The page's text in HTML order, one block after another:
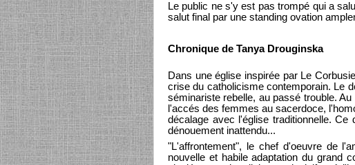
Le public ne s'y est pas trompé qui a
salut final par une standing ovation
Chronique de Tanya Drouginska
Dans une église inspirée par Le
crise du catholicisme contemporain. Le
séminariste rebelle, au passé trouble.
l'accés des femmes au sacerdoce,
décalage avec l'église traditionnelle.
dénouement inattendu...
"L'affrontement", le chef d'oeuvre de
nouvelle et habile adaptation du grand